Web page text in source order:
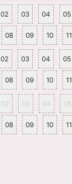
02 03 04 05
08 09 10 11
02 03 04 05
08 09 10 11
02 03 04 05
08 09 10 11